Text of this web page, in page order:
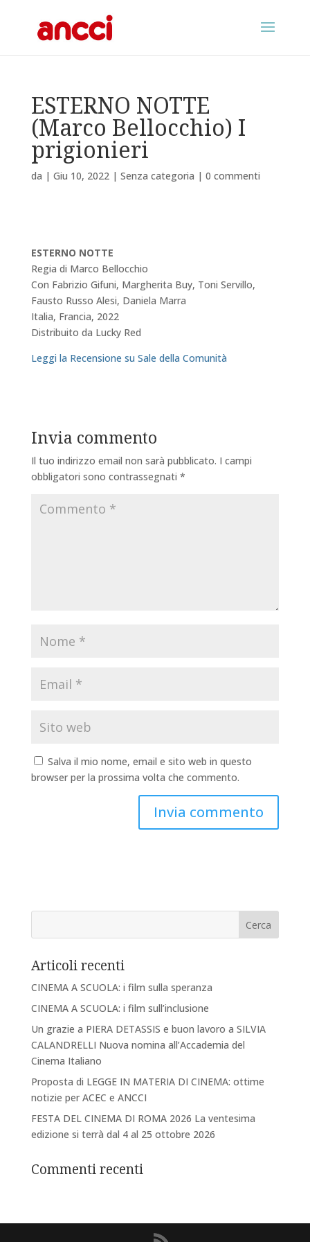
ESTERNO NOTTE
(Marco Bellocchio) I
prigionieri
da | Giu 10, 2022| Senza categoria | 0 commenti
ESTERNO NOTTE
Regia di Marco Bellocchio
Con Fabrizio Gifuni, Margherita Buy, Toni Servillo,
Fausto Russo Alesi, Daniela Marra
Italia, Francia, 2022
Distribuito da Lucky Red
Leggi la Recensione su Sale della Comunità
Invia commento
Il tuo indirizzo email non sarà pubblicato. I campi
obbligatori sono contrassegnati *
Salva il mio nome, email e sito web in questo
browser per la prossima volta che commento.
Articoli recenti
CINEMA A SCUOLA: i film sulla speranza
CINEMA A SCUOLA: i film sull’inclusione
Un grazie a PIERA DETASSIS e buon lavoro a SILVIA
CALANDRELLI Nuova nomina all’Accademia del
Cinema Italiano
Proposta di LEGGE IN MATERIA DI CINEMA: ottime
notizie per ACEC e ANCCI
FESTA DEL CINEMA DI ROMA 2026 La ventesima
edizione si terrà dal 4 al 25 ottobre 2026
Commenti recenti